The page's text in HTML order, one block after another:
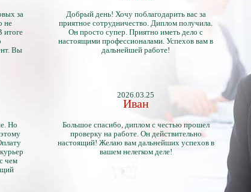
за
не
итоге
Вы
Добрый день! Хочу поблагодарить вас за
приятное сотрудничество. Диплом получила.
Он просто супер. Приятно иметь дело с
настоящими профессионалами. Успехов вам в
дальнейшей работе!
Но
чем
2026.03.25
Иван
Большое спасибо, диплом с честью прошел
проверку на работе. Он действительно
настоящий! Желаю вам дальнейших успехов в
вашем нелегком деле!